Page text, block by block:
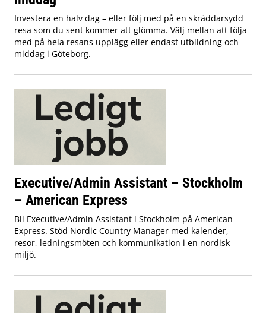
Investera en halv dag – eller följ med på en skräddarsydd
resa som du sent kommer att glömma. Välj mellan att följa
med på hela resans upplägg eller endast utbildning och
middag i Göteborg.
Executive/Admin Assistant – Stockholm
– American Express
Bli Executive/Admin Assistant i Stockholm på American
Express. Stöd Nordic Country Manager med kalender,
resor, ledningsmöten och kommunikation i en nordisk
miljö.